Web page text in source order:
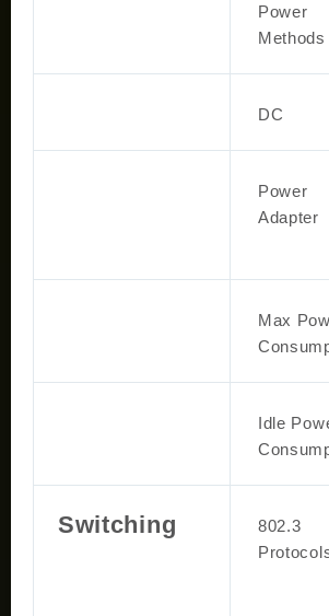
Power
Methods
DC
Power
Adapter
Max
Idle
Switching
802.3